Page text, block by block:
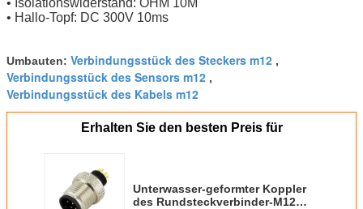
• Hallo-Topf: DC 300V 10ms
Umbauten: Verbindungsstück des Steckers m12 ,
Verbindungsstück des Sensors m12 ,
Verbindungsstück des Kabels m12
Erhalten Sie den besten Preis für
Unterwasser-geformter Koppler
des Rundsteckverbinder-M12